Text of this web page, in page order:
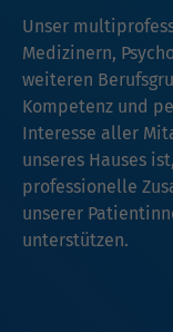
Unser
Medizinern,
weiteren
Kompetenz und
Interesse aller
unseres Hauses
professionelle
unserer
unterstützen.